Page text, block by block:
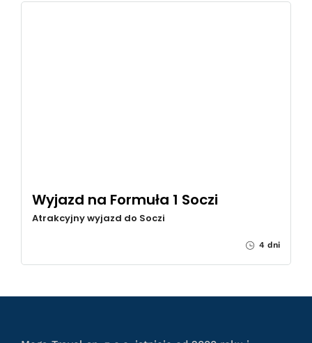
Wyjazd na Formuła 1 Soczi
Atrakcyjny wyjazd do Soczi
4 dni